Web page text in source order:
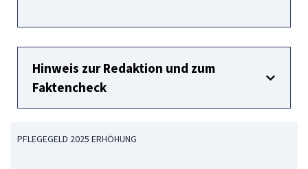
Hinweis zur Redaktion und zum
Faktencheck
PFLEGEGELD 2025 ERHÖHUNG